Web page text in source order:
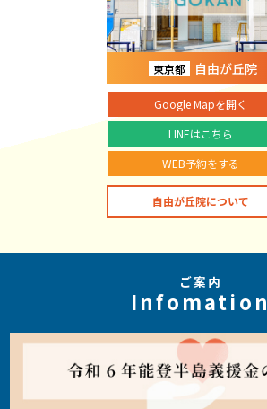
東京都 自由が丘院
Google Mapを開く
LINEはこちら
WEB予約をする
自由が丘院について
ご案内
Infomation